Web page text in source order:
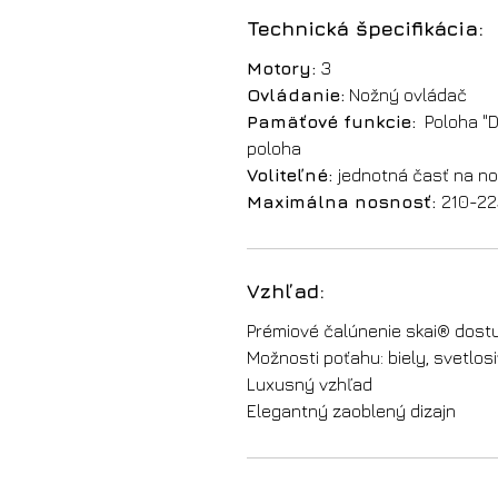
Technická špecifikácia:
Motory: 3
Ovládanie: Nožný ovládač
Pamäťové funkcie: Poloha
poloha
Voliteľné: jednotná časť na
Maximálna nosnosť: 210-
Vzhľad:
Prémiové čalúnenie skai®
Možnosti poťahu: biely,
Luxusný vzhľad
Elegantný zaoblený dizajn